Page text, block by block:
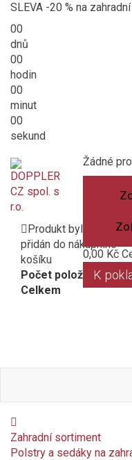
SLEVA -20 % na
00
dnů
00
hodin
00
minut
00
sekund
Košík
(prázdný)
Žádné
0,00 Kč
K
Produkt byl úspěšně
přidán do nákupního
košíku
Počet položek:
Celkem
Zahradní sortiment
Polstry a sedáky na